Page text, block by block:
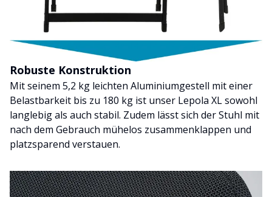
Robuste Konstruktion
Mit seinem 5,2 kg leichten Aluminiumgestell mit einer
Belastbarkeit bis zu 180 kg ist unser Lepola XL sowohl
langlebig als auch stabil. Zudem lässt sich der Stuhl mit
nach dem Gebrauch mühelos zusammenklappen und
platzsparend verstauen.